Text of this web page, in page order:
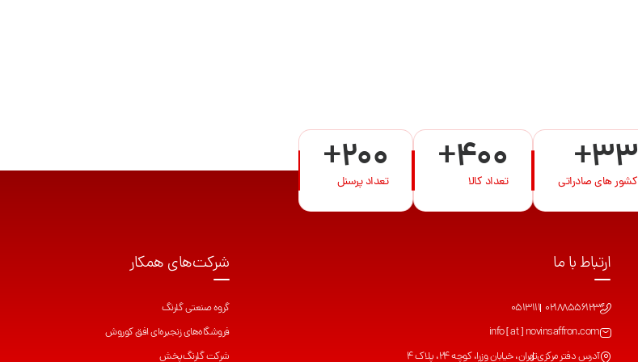
+33
کشور های صادراتی +400
تعداد کالا +200
تعداد پرسنل
ارتباط با ما
02188556123
0513111
info [ at ] novinsaffron.com
آدرس دفتر مرکزیتهران، خیابان وزرا، کوچه 24، پلاک 4
شرکت‌های همکار
گروه صنعتی گلرنگ
فروشگاه‌های زنجیره‌ای افق کوروش
شرکت گلرنگ‌پخش